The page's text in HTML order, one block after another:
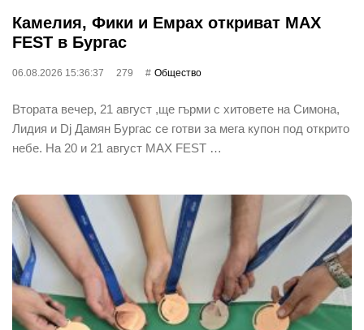
Камелия, Фики и Емрах откриват MAX
FEST в Бургас
06.08.2026 15:36:37 279 Общество
Втората вечер, 21 август ,ще гърми с хитовете на Симона,
Лидия и Dj Дамян Бургас се готви за мега купон под открито
небе. На 20 и 21 август MAX FEST …